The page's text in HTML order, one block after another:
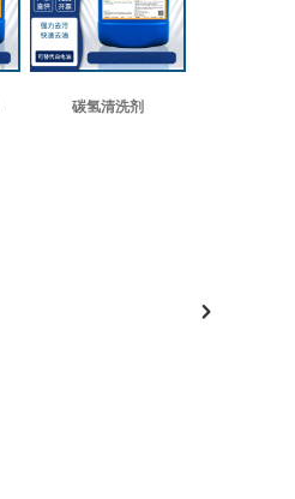
碳氢清洗剂